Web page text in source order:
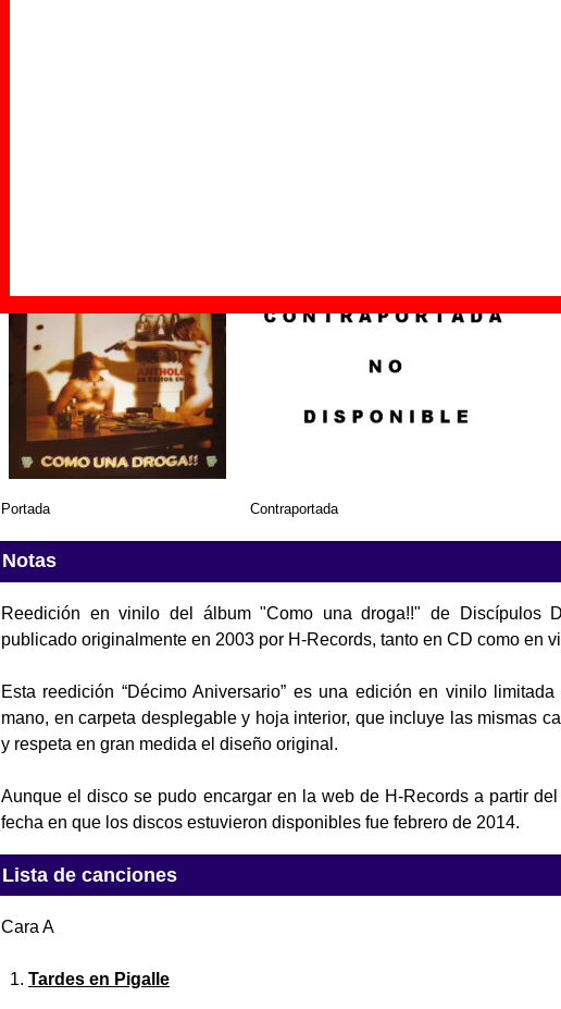
Portada Contraportada
Notas
Reedición en vinilo del álbum "Como una droga!!" de Discípulos
publicado originalmente en 2003 por H-Records, tanto en CD como en
Esta reedición “Décimo Aniversario” es una edición en vinilo
mano, en carpeta desplegable y hoja interior, que incluye las mismas
y respeta en gran medida el diseño original.
Aunque el disco se pudo encargar en la web de H-Records a partir
fecha en que los discos estuvieron disponibles fue febrero de 2014.
Lista de canciones
Cara A
Tardes en Pigalle